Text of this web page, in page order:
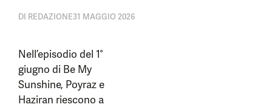
DI REDAZIONE31 MAGGIO 2026
Nell’episodio del 1°
giugno di Be My
Sunshine, Poyraz e
Haziran riescono a